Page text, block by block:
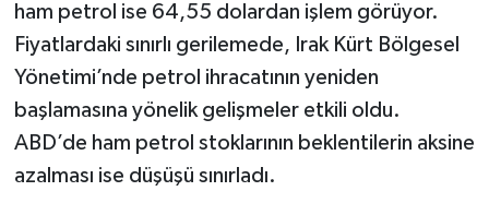
ham petrol ise 64,55 dolardan işlem görüyor.
Fiyatlardaki sınırlı gerilemede, Irak Kürt Bölgesel
Yönetimi’nde petrol ihracatının yeniden
başlamasına yönelik gelişmeler etkili oldu.
ABD’de ham petrol stoklarının beklentilerin aksine
azalması ise düşüşü sınırladı.